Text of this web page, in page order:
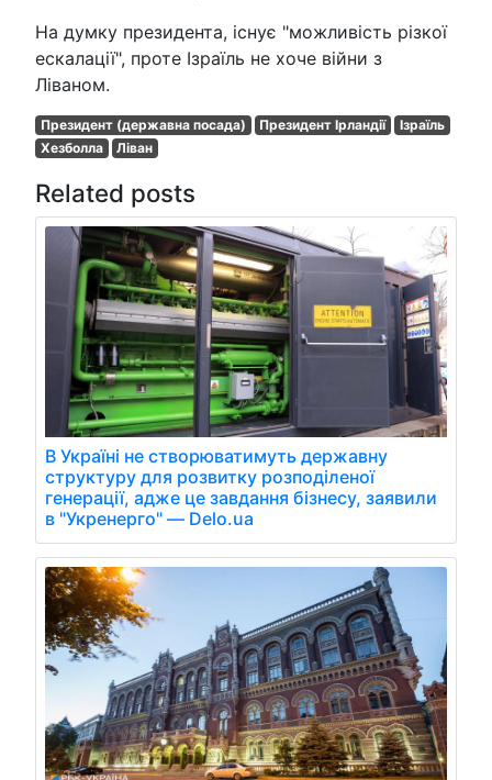
На думку президента, існує "можливість різкої
ескалації", проте Ізраїль не хоче війни з
Ліваном.
Президент (державна посада) Президент Ірландії
Ізраїль
Хезболла
Ліван
Related posts
В Україні не створюватимуть державну
структуру для розвитку розподіленої
генерації, адже це завдання бізнесу, заявили
в "Укренерго" — Delo.ua